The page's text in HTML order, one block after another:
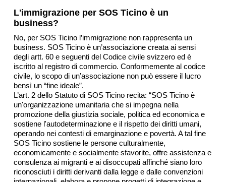
L'immigrazione per SOS Ticino è un
business?
No, per SOS Ticino l’immigrazione non rappresenta un
business. SOS Ticino è un’associazione creata ai sensi
degli artt. 60 e seguenti del Codice civile svizzero ed è
iscritto al registro di commercio. Conformemente al codice
civile, lo scopo di un’associazione non può essere il lucro
bensì un “fine ideale”.
L’art. 2 dello Statuto di SOS Ticino recita: “SOS Ticino è
un'organizzazione umanitaria che si impegna nella
promozione della giustizia sociale, politica ed economica e
sostiene l'autodeterminazione e il rispetto dei diritti umani,
operando nei contesti di emarginazione e povertà. A tal fine
SOS Ticino sostiene le persone culturalmente,
economicamente e socialmente sfavorite, offre assistenza e
consulenza ai migranti e ai disoccupati affinché siano loro
riconosciuti i diritti derivanti dalla legge e dalle convenzioni